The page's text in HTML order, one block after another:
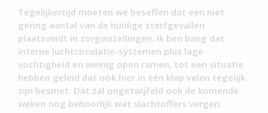
Tegelijkertijd moeten we beseffen dat een niet
gering aantal van de huidige sterfgevallen
plaatsvindt in zorginstellingen. Ik ben bang dat
interne luchtcirculatie-systemen plus lage
vochtigheid en weinig open ramen, tot een situatie
hebben geleid dat ook hier in één klap velen tegelijk
zijn besmet. Dat zal ongetwijfeld ook de komende
weken nog behoorlijk wat slachtoffers vergen.